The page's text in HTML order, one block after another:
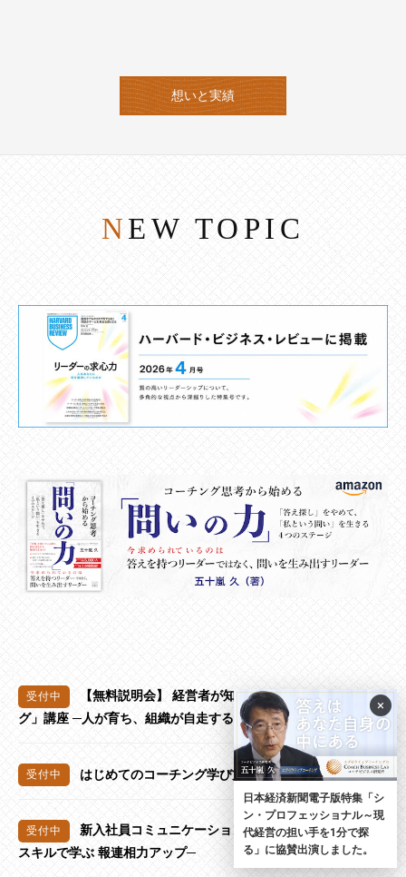
想いと実績
NEW TOPIC
【無料説明会】 経営者が知っておくべき「コーチン
グ」講座 ─人が育ち、組織が自走する対話の力─
はじめてのコーチング学び方ワークショップ
新入社員コミュニケーション1日研修 ─コーチングの
スキルで学ぶ 報連相力アップ─
×
日本経済新聞電子版特集「シ
ン・プロフェッショナル～現
代経営の担い手を1分で探
る」に協賛出演しました。